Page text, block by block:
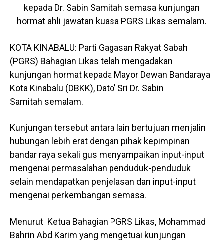
kepada Dr. Sabin Samitah semasa kunjungan
hormat ahli jawatan kuasa PGRS Likas semalam.
KOTA KINABALU: Parti Gagasan Rakyat Sabah
(PGRS) Bahagian Likas telah mengadakan
kunjungan hormat kepada Mayor Dewan Bandaraya
Kota Kinabalu (DBKK), Dato’ Sri Dr. Sabin
Samitah semalam.
Kunjungan tersebut antara lain bertujuan menjalin
hubungan lebih erat dengan pihak kepimpinan
bandar raya sekali gus menyampaikan input-input
mengenai permasalahan penduduk-penduduk
selain mendapatkan penjelasan dan input-input
mengenai perkembangan semasa.
Menurut Ketua Bahagian PGRS Likas, Mohammad
Bahrin Abd Karim yang mengetuai kunjungan